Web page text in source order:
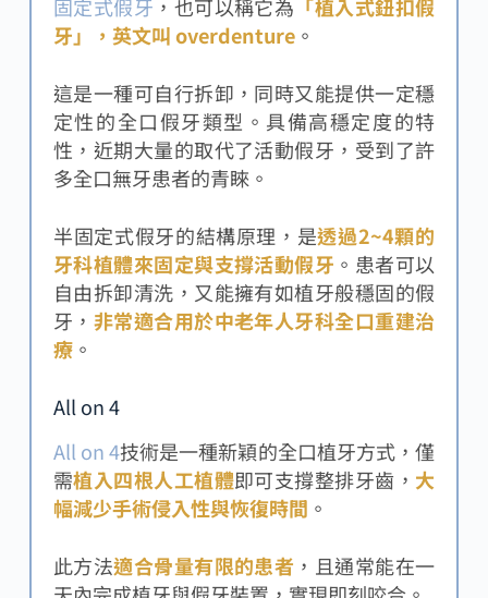
固定式假牙 ，也可以稱它為 「植入式鈕扣假
牙」，英文叫 overdenture。
這是一種可自行拆卸，同時又能提供一定穩
定性的全口假牙類型。具備高穩定度的特
性，近期大量的取代了活動假牙，受到了許
多全口無牙患者的青睞。
半固定式假牙的結構原理，是透過2~4顆的
牙科植體來固定與支撐活動假牙 。患者可以
自由拆卸清洗，又能擁有如植牙般穩固的假
牙， 非常適合用於中老年人牙科全口重建治
療。
All on 4
All on 4技術是一種新穎的全口植牙方式，僅
需植入四根人工植體即可支撐整排牙齒， 大
幅減少手術侵入性與恢復時間 。
此方法適合骨量有限的患者 ，且通常能在一